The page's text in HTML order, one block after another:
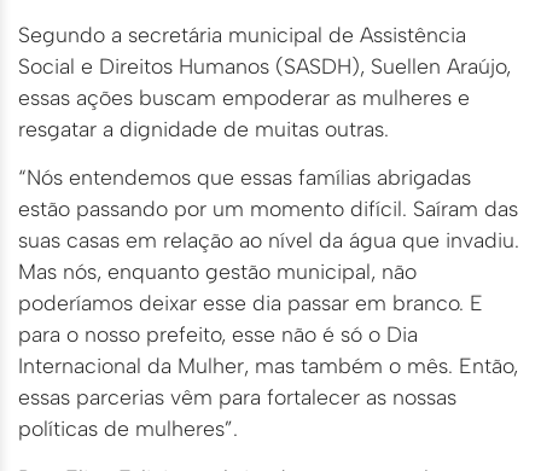
Segundo a secretária municipal de Assistência
Social e Direitos Humanos (SASDH), Suellen Araújo,
essas ações buscam empoderar as mulheres e
resgatar a dignidade de muitas outras.
“Nós entendemos que essas famílias abrigadas
estão passando por um momento difícil. Saíram das
suas casas em relação ao nível da água que invadiu.
Mas nós, enquanto gestão municipal, não
poderíamos deixar esse dia passar em branco. E
para o nosso prefeito, esse não é só o Dia
Internacional da Mulher, mas também o mês. Então,
essas parcerias vêm para fortalecer as nossas
políticas de mulheres”.